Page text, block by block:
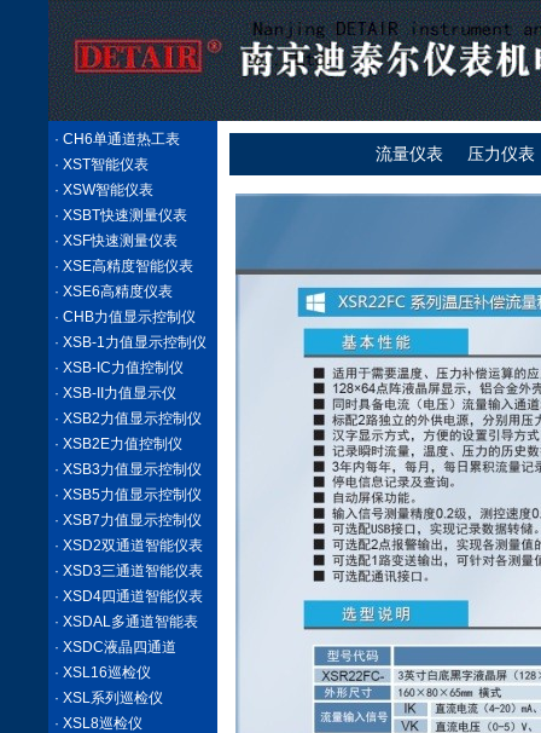
· CH6单通道热工表
· XST智能仪表
· XSW智能仪表
· XSBT快速测量仪表
· XSF快速测量仪表
· XSE高精度智能仪表
· XSE6高精度仪表
· CHB力值显示控制仪
· XSB-1力值显示控制仪
· XSB-IC力值控制仪
· XSB-II力值显示仪
· XSB2力值显示控制仪
· XSB2E力值控制仪
· XSB3力值显示控制仪
· XSB5力值显示控制仪
· XSB7力值显示控制仪
· XSD2双通道智能仪表
· XSD3三通道智能仪表
· XSD4四通道智能仪表
· XSDAL多通道智能表
· XSDC液晶四通道
· XSL16巡检仪
· XSL系列巡检仪
· XSL8巡检仪
流量仪表 压力仪表